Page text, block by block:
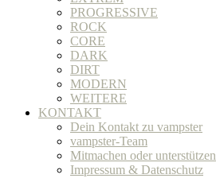
PROGRESSIVE
ROCK
CORE
DARK
DIRT
MODERN
WEITERE
KONTAKT
Dein Kontakt zu vampster
vampster-Team
Mitmachen oder unterstützen
Impressum & Datenschutz